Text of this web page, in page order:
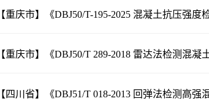
【重庆市】《DBJ50/T-195-2025 混凝土抗压强度
【重庆市】《DBJ50/T 289-2018 雷达法检测混凝
【四川省】《DBJ51/T 018-2013 回弹法检测高强